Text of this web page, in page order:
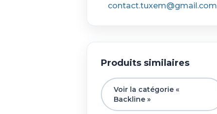
contact.tuxem@gmail.com
Produits similaires
Voir la catégorie «
Backline »